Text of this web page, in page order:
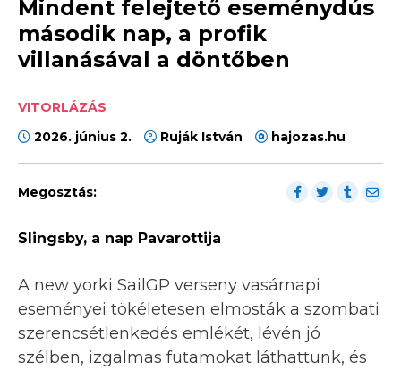
Mindent felejtető eseménydús
második nap, a profik
villanásával a döntőben
VITORLÁZÁS
2026. június 2.
Ruják István hajozas.hu
Megosztás:
Slingsby, a nap Pavarottija
A new yorki SailGP verseny vasárnapi
eseményei tökéletesen elmosták a szombati
szerencsétlenkedés emlékét, lévén jó
szélben, izgalmas futamokat láthattunk, és